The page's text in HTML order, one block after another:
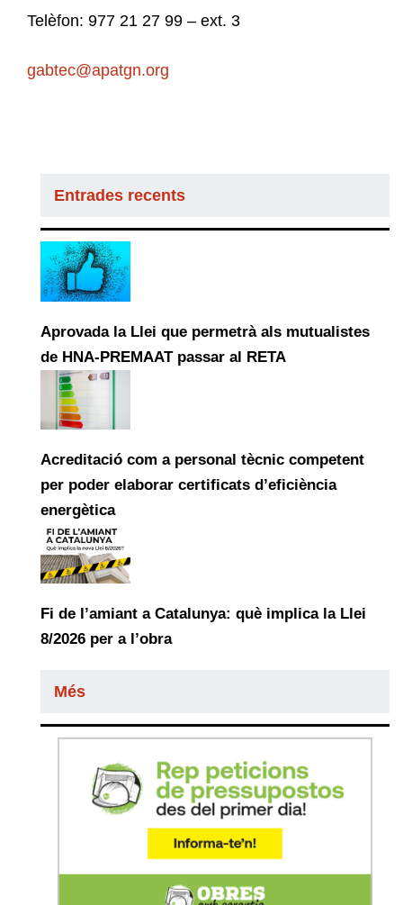
Telèfon: 977 21 27 99 – ext. 3
gabtec@apatgn.org
Entrades recents
Aprovada la Llei que permetrà als mutualistes
de HNA-PREMAAT passar al RETA
Acreditació com a personal tècnic competent
per poder elaborar certificats d’eficiència
energètica
Fi de l’amiant a Catalunya: què implica la Llei
8/2026 per a l’obra
Més